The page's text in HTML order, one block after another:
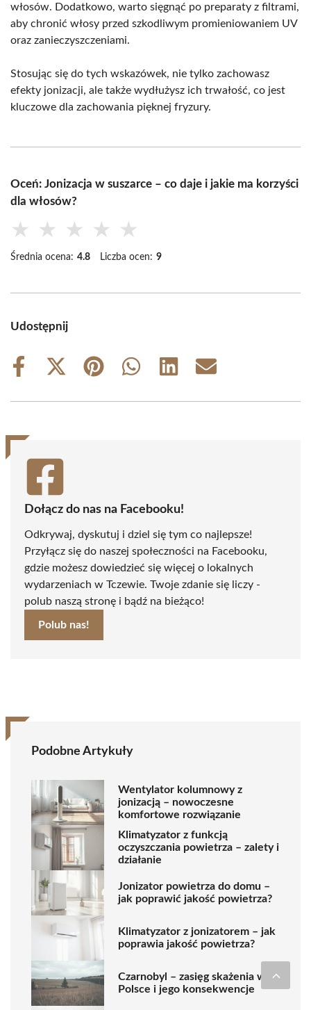
włosów. Dodatkowo, warto sięgnąć po preparaty z filtrami,
aby chronić włosy przed szkodliwym promieniowaniem UV
oraz zanieczyszczeniami.
Stosując się do tych wskazówek, nie tylko zachowasz
efekty jonizacji, ale także wydłużysz ich trwałość, co jest
kluczowe dla zachowania pięknej fryzury.
Oceń: Jonizacja w suszarce – co daje i jakie ma korzyści
dla włosów?
★ ★ ★ ★ ★
Średnia ocena: 4.8 Liczba ocen: 9
Udostępnij
Share
Share
(Twitter)
Share
Share
Share
Share
Dołącz do nas na Facebooku!
Odkrywaj, dyskutuj i dziel się tym co najlepsze!
Przyłącz się do naszej społeczności na Facebooku,
gdzie możesz dowiedzieć się więcej o lokalnych
wydarzeniach w Tczewie. Twoje zdanie się liczy -
polub naszą stronę i bądź na bieżąco!
Polub nas!
Podobne Artykuły
Wentylator kolumnowy z
jonizacją – nowoczesne
komfortowe rozwiązanie
Klimatyzator z funkcją
oczyszczania powietrza – zalety i
działanie
Jonizator powietrza do domu –
jak poprawić jakość powietrza?
Klimatyzator z jonizatorem – jak
poprawia jakość powietrza?
Czarnobyl – zasięg skażenia w
Polsce i jego konsekwencje